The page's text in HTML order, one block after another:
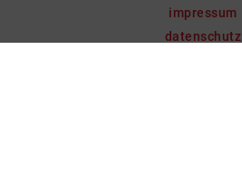
impressum
datenschutz